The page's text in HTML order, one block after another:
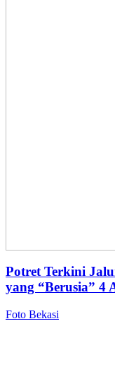
Potret Terkini
yang “Berusia” 4
Foto Bekasi